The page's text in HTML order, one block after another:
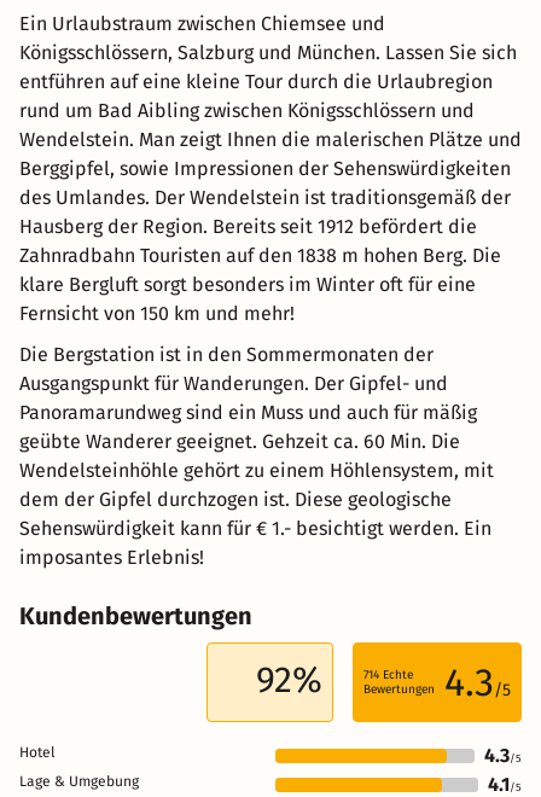
Ein Urlaubstraum zwischen Chiemsee und
Königsschlössern, Salzburg und München. Lassen Sie sich
entführen auf eine kleine Tour durch die Urlaubregion
rund um Bad Aibling zwischen Königsschlössern und
Wendelstein. Man zeigt Ihnen die malerischen Plätze und
Berggipfel, sowie Impressionen der Sehenswürdigkeiten
des Umlandes. Der Wendelstein ist traditionsgemäß der
Hausberg der Region. Bereits seit 1912 befördert die
Zahnradbahn Touristen auf den 1838 m hohen Berg. Die
klare Bergluft sorgt besonders im Winter oft für eine
Fernsicht von 150 km und mehr!
Die Bergstation ist in den Sommermonaten der
Ausgangspunkt für Wanderungen. Der Gipfel- und
Panoramarundweg sind ein Muss und auch für mäßig
geübte Wanderer geeignet. Gehzeit ca. 60 Min. Die
Wendelsteinhöhle gehört zu einem Höhlensystem, mit
dem der Gipfel durchzogen ist. Diese geologische
Sehenswürdigkeit kann für € 1.- besichtigt werden. Ein
imposantes Erlebnis!
Kundenbewertungen
92% 714 Echte
Bewertungen
4.3/5
Hotel 4.3/5
Lage & Umgebung 4.1/5